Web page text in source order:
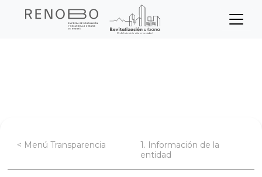
Sitio Web Empresa de
Transparencia
< Menú Transparencia
1. Información de la
entidad